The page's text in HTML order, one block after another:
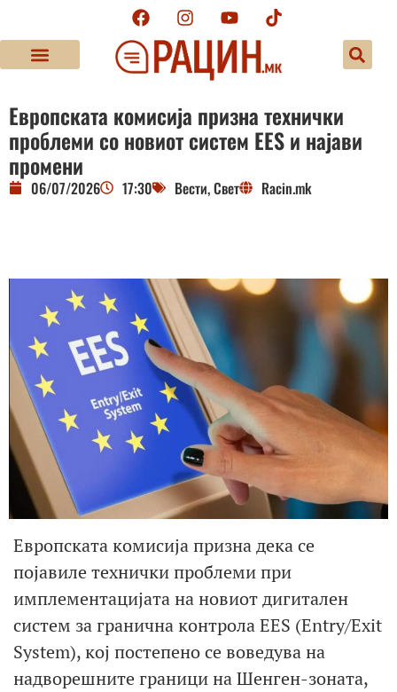
Европската комисија призна технички
проблеми со новиот систем EES и најави
промени
06/07/2026 17:30 Вести,Свет Racin.mk
Европската комисија призна дека се
појавиле технички проблеми при
имплементацијата на новиот дигитален
систем за гранична контрола EES (Entry/Exit
System), кој постепено се воведува на
надворешните граници на Шенген-зоната,